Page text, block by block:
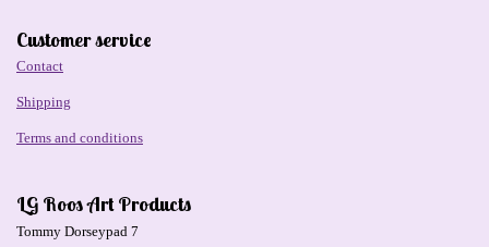
Customer service
Contact
Shipping
Terms and conditions
LG Roos Art Products
Tommy Dorseypad 7